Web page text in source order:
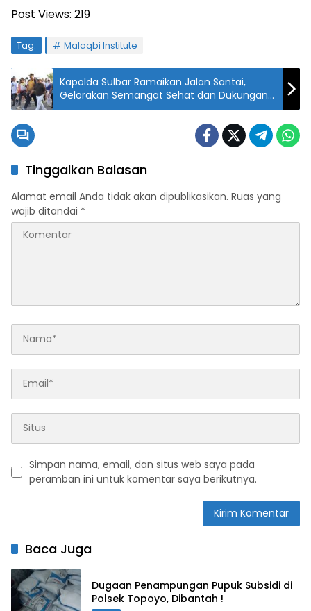
Post Views: 219
Tag: Malaqbi Institute
Kapolda Sulbar Ramaikan Jalan Santai,
Gelorakan Semangat Sehat dan Dukungan
UMKM di Pantai Manakarra
Tinggalkan Balasan
Alamat email Anda tidak akan dipublikasikan. Ruas yang
wajib ditandai *
Simpan nama, email, dan situs web saya pada
peramban ini untuk komentar saya berikutnya.
Baca Juga
Dugaan Penampungan Pupuk Subsidi di
Polsek Topoyo, Dibantah !